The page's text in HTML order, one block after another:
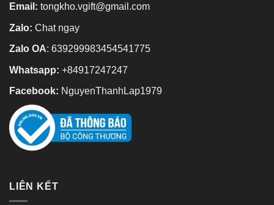
Email: tongkho.vgift@gmail.com
Zalo: Chat ngay
Zalo OA: 639299983454541775
Whatsapp: +84917247247
Facebook: NguyenThanhLap1979
LIÊN KẾT